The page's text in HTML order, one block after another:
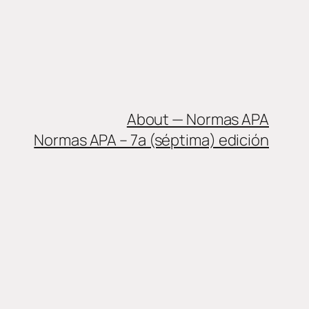
About — Normas APA
Normas APA – 7a (séptima) edición